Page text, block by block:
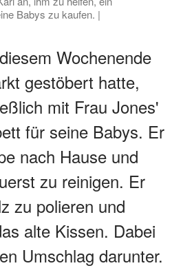
Babys zu kaufen. |
Wochenende
gestöbert hatte,
mit Frau Jones'
für seine Babys. Er
nach Hause und
zu reinigen. Er
zu polieren und
alte Kissen. Dabei
Umschlag darunter.